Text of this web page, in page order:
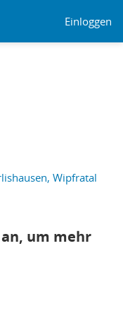
Einloggen
Wipfratal
um mehr